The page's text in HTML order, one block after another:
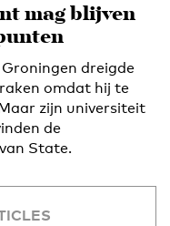
mag blijven
dreigde
omdat hij te
zijn universiteit
de
State.